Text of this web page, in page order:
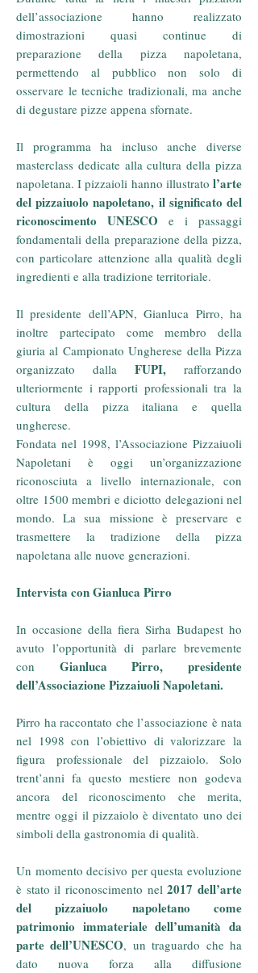
dell’associazione hanno realizzato
dimostrazioni quasi continue di
preparazione della pizza napoletana,
permettendo al pubblico non solo di
osservare le tecniche tradizionali, ma anche
di degustare pizze appena sfornate.
Il programma ha incluso anche diverse
masterclass dedicate alla cultura della pizza
napoletana. I pizzaioli hanno illustrato l’arte
del pizzaiuolo napoletano, il significato del
riconoscimento UNESCO e i passaggi
fondamentali della preparazione della pizza,
con particolare attenzione alla qualità degli
ingredienti e alla tradizione territoriale.
Il presidente dell’APN, Gianluca Pirro, ha
inoltre partecipato come membro della
giuria al Campionato Ungherese della Pizza
organizzato dalla FUPI, rafforzando
ulteriormente i rapporti professionali tra la
cultura della pizza italiana e quella
ungherese.
Fondata nel 1998, l’Associazione Pizzaiuoli
Napoletani è oggi un’organizzazione
riconosciuta a livello internazionale, con
oltre 1500 membri e diciotto delegazioni nel
mondo. La sua missione è preservare e
trasmettere la tradizione della pizza
napoletana alle nuove generazioni.
Intervista con Gianluca Pirro
In occasione della fiera Sirha Budapest ho
avuto l’opportunità di parlare brevemente
con Gianluca Pirro, presidente
dell’Associazione Pizzaiuoli Napoletani.
Pirro ha raccontato che l’associazione è nata
nel 1998 con l’obiettivo di valorizzare la
figura professionale del pizzaiolo. Solo
trent’anni fa questo mestiere non godeva
ancora del riconoscimento che merita,
mentre oggi il pizzaiolo è diventato uno dei
simboli della gastronomia di qualità.
Un momento decisivo per questa evoluzione
è stato il riconoscimento nel2017 dell’arte
del pizzaiuolo napoletano come
patrimonio immateriale dell’umanità da
parte dell’UNESCO, un traguardo che ha
dato nuova forza alla diffusione